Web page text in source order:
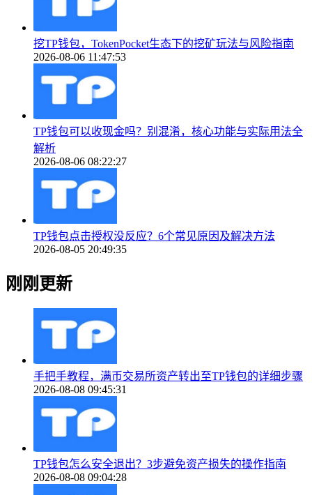
挖TP钱包，TokenPocket生态下的挖矿玩法与风险指南
2026-08-06 11:47:53
TP钱包可以收现金吗？别混淆，核心功能与实际用法全
解析
2026-08-06 08:22:27
TP钱包点击授权没反应？6个常见原因及解决方法
2026-08-05 20:49:35
刚刚更新
手把手教程，满币交易所资产转出至TP钱包的详细步骤
2026-08-08 09:45:31
TP钱包怎么安全退出？3步避免资产损失的操作指南
2026-08-08 09:04:28